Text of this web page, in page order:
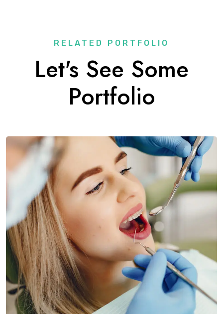
RELATED PORTFOLIO
Let's See Some
Portfolio